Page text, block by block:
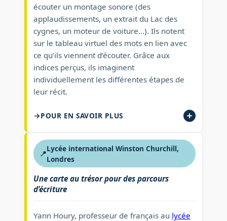
écouter un montage sonore (des
applaudissements, un extrait du Lac des
cygnes, un moteur de voiture…). Ils notent
sur le tableau virtuel des mots en lien avec
ce qu’ils viennent d’écouter. Grâce aux
indices perçus, ils imaginent
individuellement les différentes étapes de
leur récit.
POUR EN SAVOIR PLUS
📍
Lycée international Winston Churchill,
Londres
Une carte au trésor pour des parcours
d’écriture
Yann Houry, professeur de français au lycée